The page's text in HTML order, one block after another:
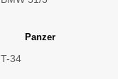
Panzer
T-34